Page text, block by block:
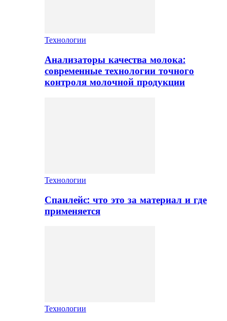
Технологии
Анализаторы качества молока:
современные технологии точного
контроля молочной продукции
Технологии
Спанлейс: что это за материал и где
применяется
Технологии